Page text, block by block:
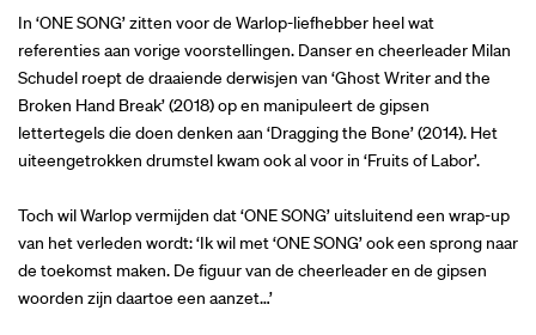
In ‘ONE SONG’ zitten voor de Warlop-liefhebber heel wat
referenties aan vorige voorstellingen. Danser en cheerleader Milan
Schudel roept de draaiende derwisjen van ‘Ghost Writer and the
Broken Hand Break’ (2018) op en manipuleert de gipsen
lettertegels die doen denken aan ‘Dragging the Bone’ (2014). Het
uiteengetrokken drumstel kwam ook al voor in ‘Fruits of Labor’.
Toch wil Warlop vermijden dat ‘ONE SONG’ uitsluitend een wrap-up
van het verleden wordt: ‘Ik wil met ‘ONE SONG’ ook een sprong naar
de toekomst maken. De figuur van de cheerleader en de gipsen
woorden zijn daartoe een aanzet…’